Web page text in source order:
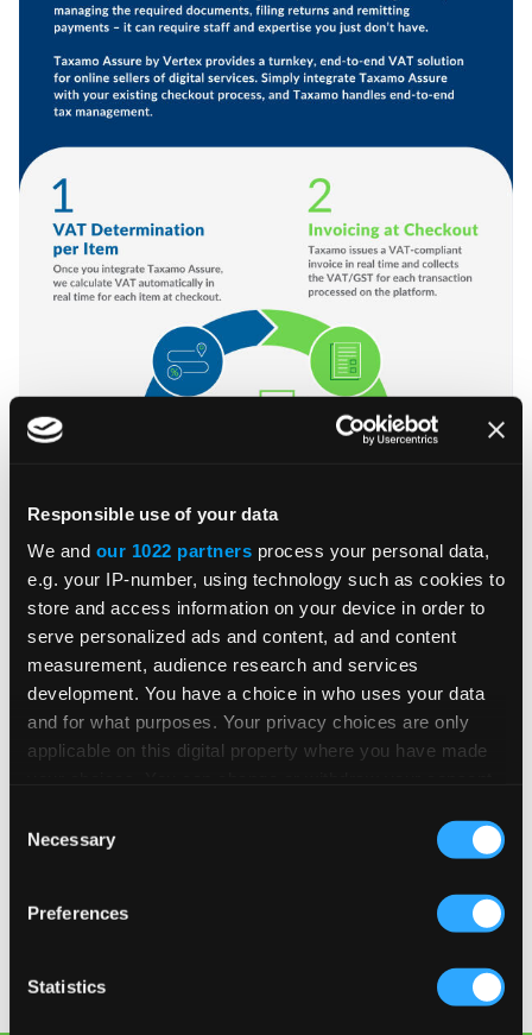
Responsible use of your data
We and our 1022 partners process your personal data,
e.g. your IP-number, using technology such as cookies to
store and access information on your device in order to
serve personalized ads and content, ad and content
measurement, audience research and services
development. You have a choice in who uses your data
and for what purposes. Your privacy choices are only
applicable on this digital property where you have made
the Privacy trigger icon.
Collect information about your geographical
meters
Identify your device by actively scanning it for
Selection
Necessary
Preferences
Statistics
TEILEN